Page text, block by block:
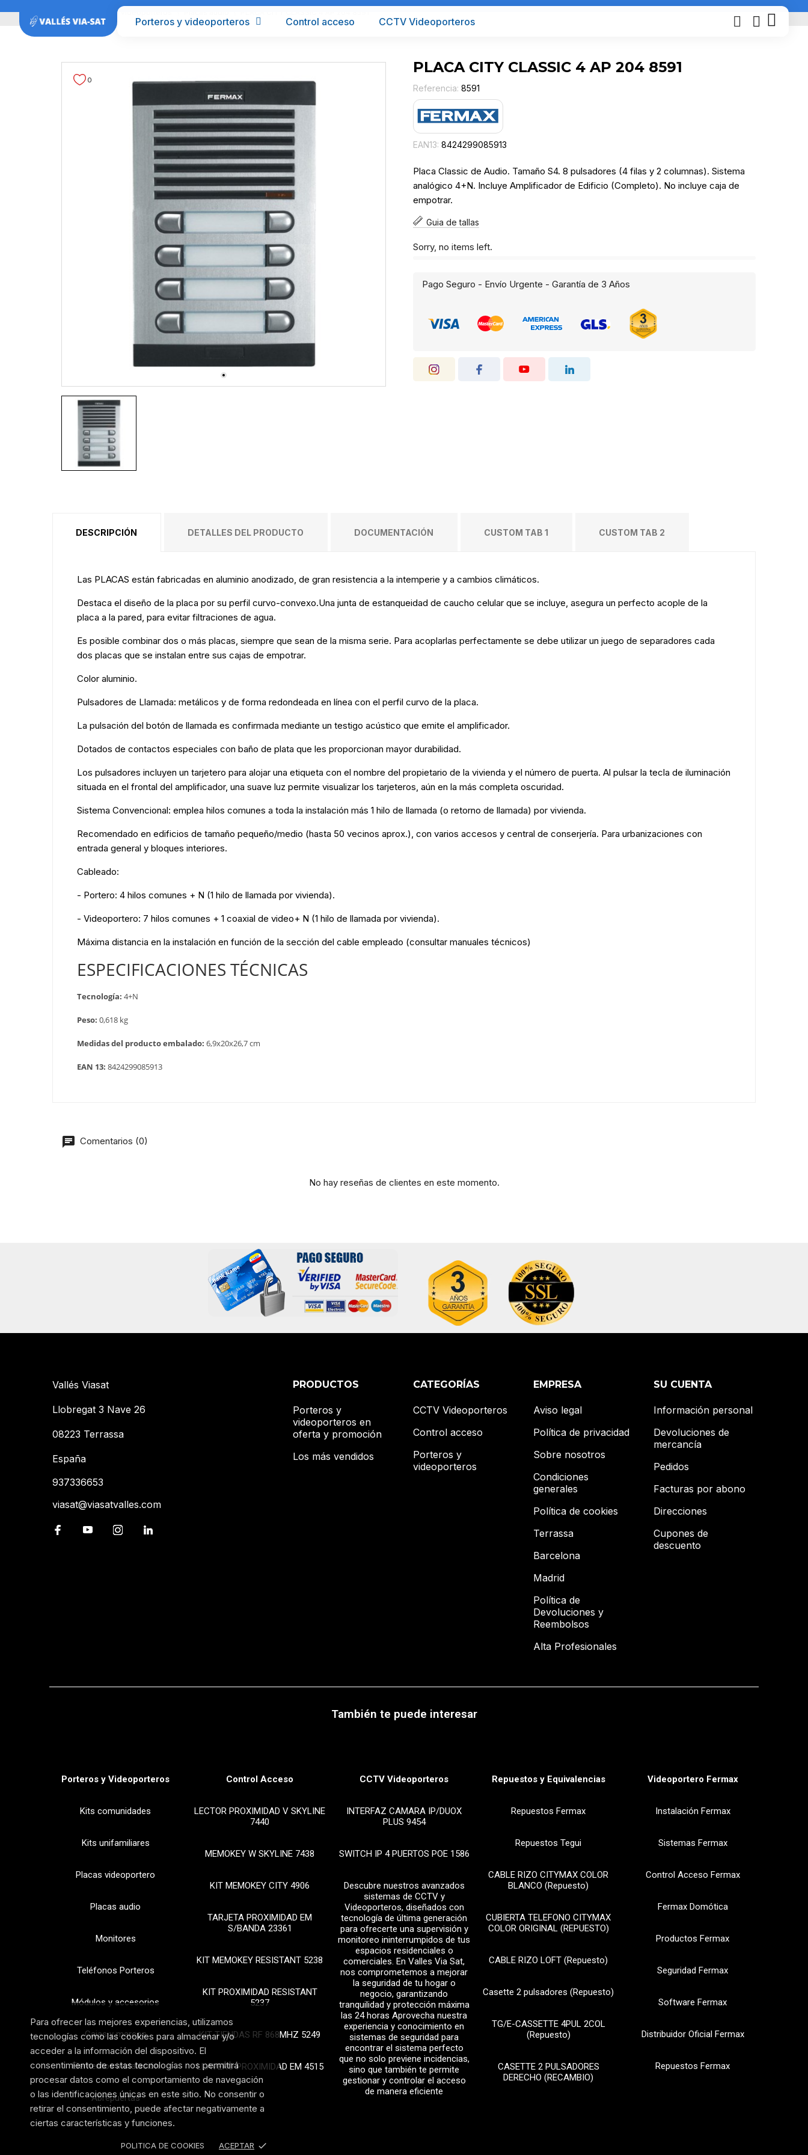
Para ofrecer las mejores experiencias, utilizamos
tecnologías como las cookies para almacenar y/o
acceder a la información del dispositivo. El
consentimiento de estas tecnologías nos permitirá
procesar datos como el comportamiento de navegación
o las identificaciones únicas en este sitio. No consentir o
retirar el consentimiento, puede afectar negativamente a
ciertas características y funciones.
POLITICA DE COOKIES ACEPTAR done
Porteros y videoporteros Control acceso CCTV Videoporteros
Porteros y videoporteros
0
PLACA CITY CLASSIC 4 AP 204 8591
Referencia: 8591
EAN13: 8424299085913
Placa Classic de Audio. Tamaño S4. 8 pulsadores (4 filas y 2 columnas). Sistema
analógico 4+N. Incluye Amplificador de Edificio (Completo). No incluye caja de
empotrar.
Guia de tallas
Sorry, no items left.
Pago Seguro - Envío Urgente - Garantía de 3 Años
DESCRIPCIÓN DETALLES DEL PRODUCTO DOCUMENTACIÓN CUSTOM TAB 1 CUSTOM TAB 2
Las PLACAS están fabricadas en aluminio anodizado, de gran resistencia a la intemperie y a cambios climáticos.
Destaca el diseño de la placa por su perfil curvo-convexo.Una junta de estanqueidad de caucho celular que se incluye, asegura un perfecto acople de la
placa a la pared, para evitar filtraciones de agua.
Es posible combinar dos o más placas, siempre que sean de la misma serie. Para acoplarlas perfectamente se debe utilizar un juego de separadores cada
dos placas que se instalan entre sus cajas de empotrar.
Color aluminio.
Pulsadores de Llamada: metálicos y de forma redondeada en línea con el perfil curvo de la placa.
La pulsación del botón de llamada es confirmada mediante un testigo acústico que emite el amplificador.
Dotados de contactos especiales con baño de plata que les proporcionan mayor durabilidad.
Los pulsadores incluyen un tarjetero para alojar una etiqueta con el nombre del propietario de la vivienda y el número de puerta. Al pulsar la tecla de iluminación
situada en el frontal del amplificador, una suave luz permite visualizar los tarjeteros, aún en la más completa oscuridad.
Sistema Convencional: emplea hilos comunes a toda la instalación más 1 hilo de llamada (o retorno de llamada) por vivienda.
Recomendado en edificios de tamaño pequeño/medio (hasta 50 vecinos aprox.), con varios accesos y central de conserjería. Para urbanizaciones con
entrada general y bloques interiores.
Cableado:
- Portero: 4 hilos comunes + N (1 hilo de llamada por vivienda).
- Videoportero: 7 hilos comunes + 1 coaxial de video+ N (1 hilo de llamada por vivienda).
Máxima distancia en la instalación en función de la sección del cable empleado (consultar manuales técnicos)
ESPECIFICACIONES TÉCNICAS
Tecnología: 4+N
Peso: 0,618 kg
Medidas del producto embalado: 6,9x20x26,7 cm
EAN 13: 8424299085913
Comentarios (0)
No hay reseñas de clientes en este momento.
Vallés Viasat
Llobregat 3 Nave 26
08223 Terrassa
España
937336653
viasat@viasatvalles.com
PRODUCTOS
Porteros y
videoporteros en
oferta y promoción
Los más vendidos
CATEGORÍAS
CCTV Videoporteros
Control acceso
Porteros y
videoporteros
EMPRESA
Aviso legal
Política de privacidad
Sobre nosotros
Condiciones
generales
Política de cookies
Terrassa
Barcelona
Madrid
Política de
Devoluciones y
Reembolsos
Alta Profesionales
SU CUENTA
Información personal
Devoluciones de
mercancía
Pedidos
Facturas por abono
Direcciones
Cupones de
descuento
También te puede interesar
Porteros y Videoporteros
Kits comunidades
Kits unifamiliares
Placas videoportero
Placas audio
Monitores
Teléfonos Porteros
Módulos y accesorios
Cajas y marcos
Elementos instalación
Abrepuertas
Control Acceso
LECTOR PROXIMIDAD V SKYLINE
7440
MEMOKEY W SKYLINE 7438
KIT MEMOKEY CITY 4906
TARJETA PROXIMIDAD EM
S/BANDA 23361
KIT MEMOKEY RESISTANT 5238
KIT PROXIMIDAD RESISTANT
5237
KIT TIENDAS RF 868MHZ 5249
LLAVERO PROXIMIDAD EM 4515
CCTV Videoporteros
INTERFAZ CAMARA IP/DUOX
PLUS 9454
SWITCH IP 4 PUERTOS POE 1586
Descubre nuestros avanzados
sistemas de CCTV y
Videoporteros, diseñados con
tecnología de última generación
para ofrecerte una supervisión y
monitoreo ininterrumpidos de tus
espacios residenciales o
comerciales. En Valles Via Sat,
nos comprometemos a mejorar
la seguridad de tu hogar o
negocio, garantizando
tranquilidad y protección máxima
las 24 horas Aprovecha nuestra
experiencia y conocimiento en
sistemas de seguridad para
encontrar el sistema perfecto
que no solo previene incidencias,
sino que también te permite
gestionar y controlar el acceso
de manera eficiente
Repuestos y Equivalencias
Repuestos Fermax
Repuestos Tegui
CABLE RIZO CITYMAX COLOR
BLANCO (Repuesto)
CUBIERTA TELEFONO CITYMAX
COLOR ORIGINAL (REPUESTO)
CABLE RIZO LOFT (Repuesto)
Casette 2 pulsadores (Repuesto)
TG/E-CASSETTE 4PUL 2COL
(Repuesto)
CASETTE 2 PULSADORES
DERECHO (RECAMBIO)
Videoportero Fermax
Instalación Fermax
Sistemas Fermax
Control Acceso Fermax
Fermax Domótica
Productos Fermax
Seguridad Fermax
Software Fermax
Distribuidor Oficial Fermax
Repuestos Fermax